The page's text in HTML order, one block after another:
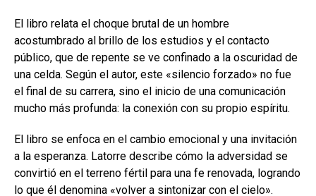
El libro relata el choque brutal de un hombre
acostumbrado al brillo de los estudios y el contacto
público, que de repente se ve confinado a la oscuridad de
una celda. Según el autor, este «silencio forzado» no fue
el final de su carrera, sino el inicio de una comunicación
mucho más profunda: la conexión con su propio espíritu.
El libro se enfoca en el cambio emocional y una invitación
a la esperanza. Latorre describe cómo la adversidad se
convirtió en el terreno fértil para una fe renovada, logrando
lo que él denomina «volver a sintonizar con el cielo».